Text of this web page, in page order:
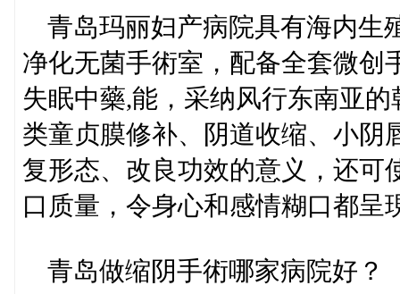
青岛玛丽妇产病院具有海内生
净化无菌手術室，配备全套微创
失眠中藥,能，采纳风行东南亚
类童贞膜修补、阴道收缩、小阴
复形态、改良功效的意义，还可
口质量，令身心和感情糊口都呈
青岛做缩阴手術哪家病院好？